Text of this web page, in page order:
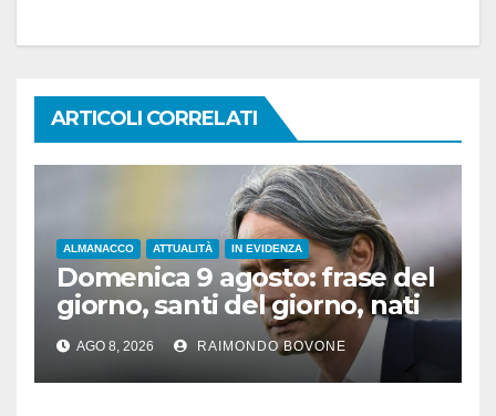
ARTICOLI CORRELATI
ALMANACCO ATTUALITÀ IN EVIDENZA
Domenica 9 agosto: frase del
giorno, santi del giorno, nati
famosi, accadde oggi
AGO 8, 2026 RAIMONDO BOVONE